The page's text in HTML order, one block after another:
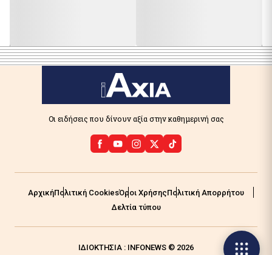
Οι ειδήσεις που δίνουν αξία στην καθημερινή σας
ΑρχικήΠολιτική CookiesΌροι ΧρήσηςΠολιτική Απορρήτου
Δελτία τύπου
ΙΔΙΟΚΤΗΣΙΑ : INFONEWS © 2026